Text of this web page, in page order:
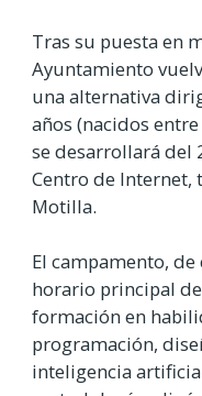
Tras su puesta en
Ayuntamiento
una alternativa
años (nacidos
se desarrollará del
Centro de Internet,
Motilla.
El campamento,
horario principal
formación en
programación,
inteligencia